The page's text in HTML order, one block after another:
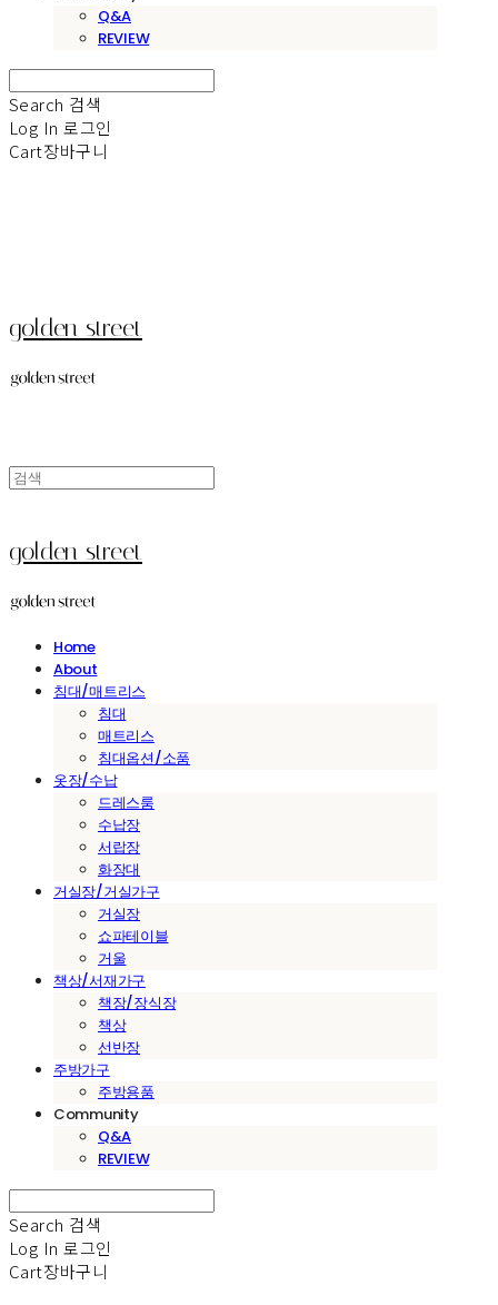
Q&A
REVIEW
Search 검색
Log In 로그인
Cart장바구니
golden street
golden street
Home
About
침대/매트리스
침대
매트리스
침대옵션/소품
옷장/수납
드레스룸
수납장
서랍장
화장대
거실장/거실가구
거실장
쇼파테이블
거울
책상/서재가구
책장/장식장
책상
선반장
주방가구
주방용품
Community
Q&A
REVIEW
Search 검색
Log In 로그인
Cart장바구니